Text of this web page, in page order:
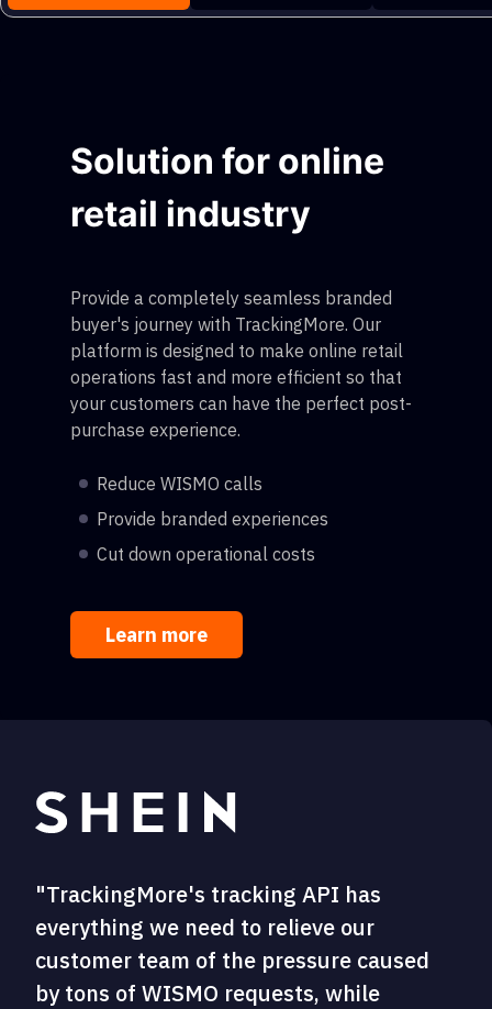
Solution for online
retail industry
Provide a completely seamless branded
buyer's journey with TrackingMore. Our
platform is designed to make online retail
operations fast and more efficient so that
your customers can have the perfect post-
purchase experience.
Reduce WISMO calls
Provide branded experiences
Cut down operational costs
Learn more
"TrackingMore's tracking API has
everything we need to relieve our
customer team of the pressure caused
by tons of WISMO requests, while